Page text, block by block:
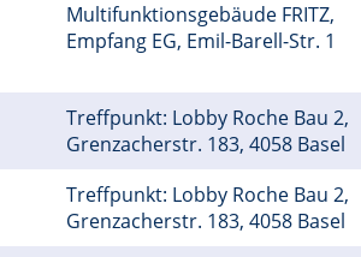
Multifunktionsgebäude FRITZ,
Empfang EG, Emil-Barell-Str. 1
Treffpunkt: Lobby Roche Bau 2,
Grenzacherstr. 183, 4058 Basel
Treffpunkt: Lobby Roche Bau 2,
Grenzacherstr. 183, 4058 Basel